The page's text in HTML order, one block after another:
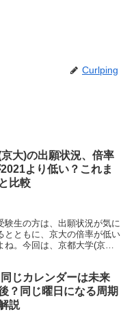
Curlping
大)の出願状況、倍率
より低い？これま
比較
生の方は、出願状況が気に
とともに、京大の倍率が低い
。今回は、京都大学(京大)
じカレンダーは未来
？同じ曜日になる周期
説